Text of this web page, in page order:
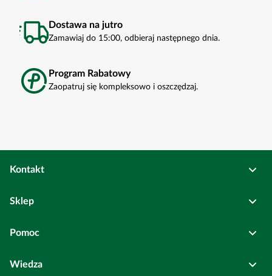
Dostawa na jutro
Zamawiaj do 15:00, odbieraj następnego dnia.
Program Rabatowy
Zaopatruj się kompleksowo i oszczędzaj.
Kontakt
Bierutów
Sklep
Wszystkie kategorie
Panel Klienta
Pomoc
Najczęściej zadawane pytania
Wiedza